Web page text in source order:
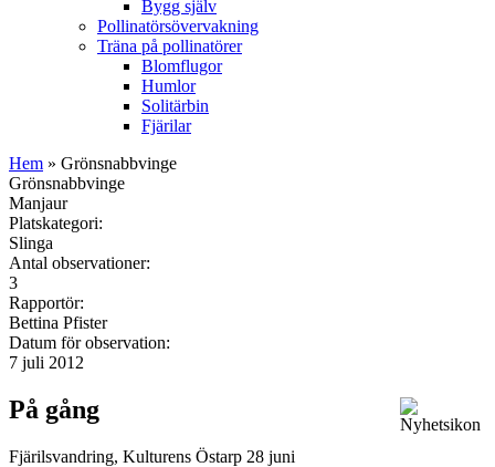
Bygg själv
Pollinatörsövervakning
Träna på pollinatörer
Blomflugor
Humlor
Solitärbin
Fjärilar
Hem » Grönsnabbvinge
Grönsnabbvinge
Manjaur
Platskategori:
Slinga
Antal observationer:
3
Rapportör:
Bettina Pfister
Datum för observation:
7 juli 2012
På gång
Fjärilsvandring, Kulturens Östarp 28 juni